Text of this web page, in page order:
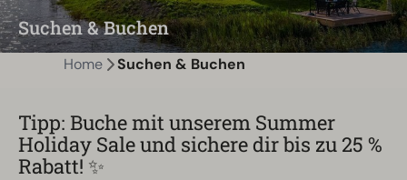
Suchen & Buchen
Home Suchen & Buchen
Tipp: Buche mit unserem Summer
Holiday Sale und sichere dir bis zu 25 %
Rabatt! ✨